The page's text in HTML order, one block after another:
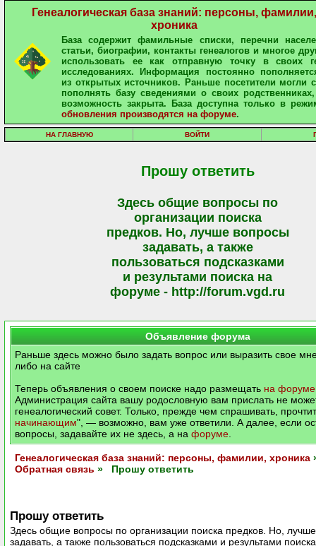
Генеалогическая база знаний: персоны, фамилии,
хроника
База содержит фамильные списки, перечни
статьи, биографии, контакты генеалогов и многое
использовать ее как отправную точку в своих
исследованиях. Информация постоянно
из открытых источников. Раньше посетители могли
пополнять базу сведениями о своих
возможность закрыта. База доступна только в
обновления производятся на форуме.
НА ГЛАВНУЮ ВОЙТИ
Прошу ответить
Здесь общие вопросы по
организации поиска
предков. Но, лучше вопросы
задавать, а также
пользоваться подсказками
и результами поиска на
форуме - http://forum.vgd.ru
Объявление форума
Раньше здесь можно было задать вопрос или выразить свое
либо на сайте
Теперь объявления о своем поиске надо размещать на форуме
Администрация сайта вашу родословную вам прислать не
генеалогический совет. Только, прежде чем спрашивать,
начинающим", — возможно, вам уже ответили. А далее, если
вопросы, задавайте их не здесь, а на форуме
Генеалогическая база знаний: персоны, фамилии, хроника
Обратная связь » Прошу ответить
Прошу ответить
Здесь общие вопросы по организации поиска предков. Но,
задавать, а также пользоваться подсказками и результами